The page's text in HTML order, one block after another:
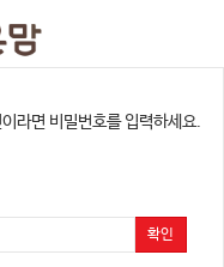
라면 비밀번호를 입력하세요.
확인